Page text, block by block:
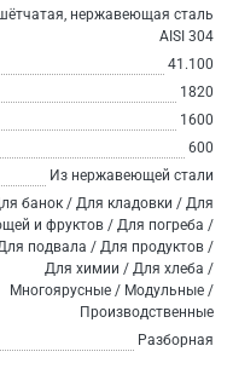
нержавеющая сталь
AISI 304
41.100
1820
1600
600
Из нержавеющей стали
банок / Для кладовки / Для
и фруктов / Для погреба /
подвала / Для продуктов /
Для химии / Для хлеба /
Многоярусные / Модульные /
Производственные
Разборная